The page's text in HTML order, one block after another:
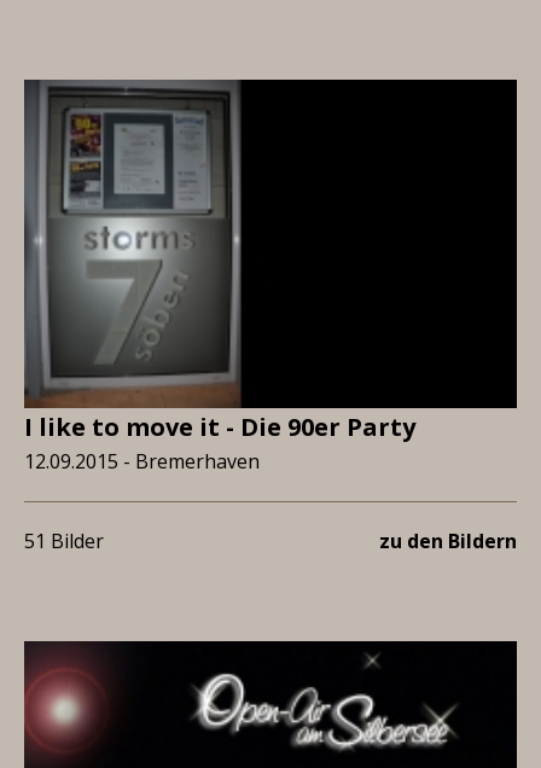
I like to move it - Die 90er Party
12.09.2015 - Bremerhaven
51 Bilder zu den Bildern